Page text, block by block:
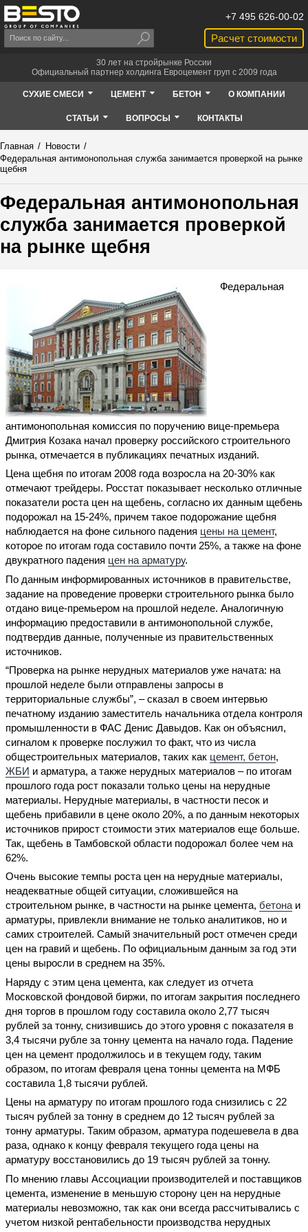
Расчет стоимости
+7 495 626-00-02
30 лет на стройрынке России
Официальный партнер холдинга Евроцемент груп с 2009 года
СУХИЕ СМЕСИ ЦЕМЕНТ БЕТОН О КОМПАНИИ
СТАТЬИ ВОПРОСЫ КОНТАКТЫ
Главная / Новости /
Федеральная антимонопольная служба занимается проверкой на рынке
щебня
Федеральная антимонопольная
служба занимается проверкой
на рынке щебня
Федеральная
антимонопольная комиссия по поручению вице-премьера
Дмитрия Козака начал проверку российского строительного
рынка, отмечается в публикациях печатных изданий.
Цена щебня по итогам 2008 года возросла на 20-30% как
отмечают трейдеры. Росстат показывает несколько отличные
показатели роста цен на щебень, согласно их данным щебень
подорожал на 15-24%, причем такое подорожание щебня
наблюдается на фоне сильного падения цены на цемент,
которое по итогам года составило почти 25%, а также на фоне
двукратного падения цен на арматуру.
По данным информированных источников в правительстве,
задание на проведение проверки строительного рынка было
отдано вице-премьером на прошлой неделе. Аналогичную
информацию предоставили в антимонопольной службе,
подтвердив данные, полученные из правительственных
источников.
“Проверка на рынке нерудных материалов уже начата: на
прошлой неделе были отправлены запросы в
территориальные службы”, – сказал в своем интервью
печатному изданию заместитель начальника отдела контроля
промышленности в ФАС Дeниc Давыдов. Как он объяснил,
сигналом к проверке послужил то факт, что из числа
общестроительных материалов, таких как цемент, бетон,
ЖБИ и арматура, а также нерудных материалов – по итогам
прошлого года рост показали только цены на нерудные
материалы. Нерудные материалы, в частности песок и
щебень прибавили в цене около 20%, а по данным некоторых
источников прирост стоимости этих материалов еще больше.
Так, щебень в Тамбовской области подорожал более чем на
62%.
Очень высокие темпы роста цен на нерудные материалы,
неадекватные общей ситуации, сложившейся на
строительном рынке, в частности на рынке цемента, бетонаи
арматуры, привлекли внимание не только аналитиков, но и
самих строителей. Самый значительный рост отмечен среди
цен на гравий и щебень. По официальным данным за год эти
цены выросли в среднем на 35%.
Наряду с этим цена цемента, как следует из отчета
Московской фондовой биржи, по итогам закрытия последнего
дня торгов в прошлом году составила около 2,77 тысяч
рублей за тонну, снизившись до этого уровня с показателя в
3,4 тысячи рубле за тонну цемента на начало года. Падение
цен на цемент продолжилось и в текущем году, таким
образом, по итогам февраля цена тонны цемента на МФБ
составила 1,8 тысячи рублей.
Цены на арматуру по итогам прошлого года снизились с 22
тысяч рублей за тонну в среднем до 12 тысяч рублей за
тонну арматуры. Таким образом, арматура подешевела в два
раза, однако к концу февраля текущего года цены на
арматуру восстановились до 19 тысяч рублей за тонну.
По мнению главы Ассоциации производителей и поставщиков
цемента, изменение в меньшую сторону цен на нерудные
материалы невозможно, так как они всегда рассчитывались с
учетом низкой рентабельности производства нерудных